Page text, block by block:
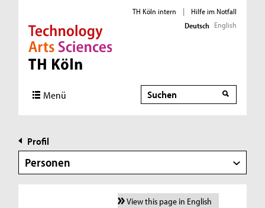
Direkt zur Hauptnavigation
Direkt zur Subnavigation
Direkt zum Inhalt
Direkt zum Fußbereich
TH Köln intern |
Hilfe im Notfall
Deutsch English
Menü Suche
Profil
Personen
View this page in English